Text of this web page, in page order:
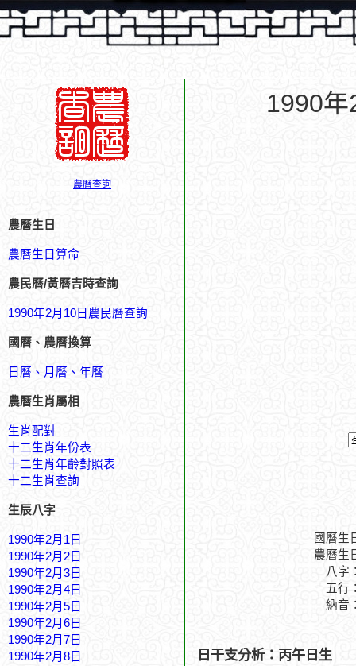
農曆查詢
農曆生日
農曆生日算命
農民曆/黃曆吉時查詢
1990年2月10日農民曆查詢
國曆、農曆換算
日曆、月曆、年曆
農曆生肖屬相
生肖配對
十二生肖年份表
十二生肖年齡對照表
十二生肖查詢
生辰八字
1990年2月1日
1990年2月2日
1990年2月3日
1990年2月4日
1990年2月5日
1990年2月6日
1990年2月7日
1990年2月8日
1990
國曆生
農曆生
八字
五行
納音
日干支分析：丙午日生